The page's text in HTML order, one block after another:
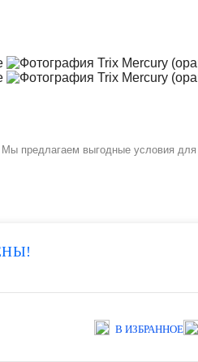
предлагаем выгодные условия
В ИЗБРАННОЕ